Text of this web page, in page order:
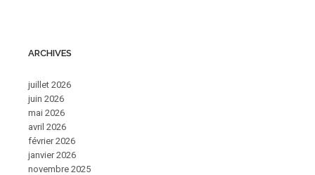
ARCHIVES
juillet 2026
juin 2026
mai 2026
avril 2026
février 2026
janvier 2026
novembre 2025